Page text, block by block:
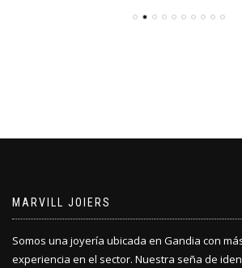
MARVILL JOIERS
Somos una joyería ubicada en Gandia con
experiencia en el sector. Nuestra seña de